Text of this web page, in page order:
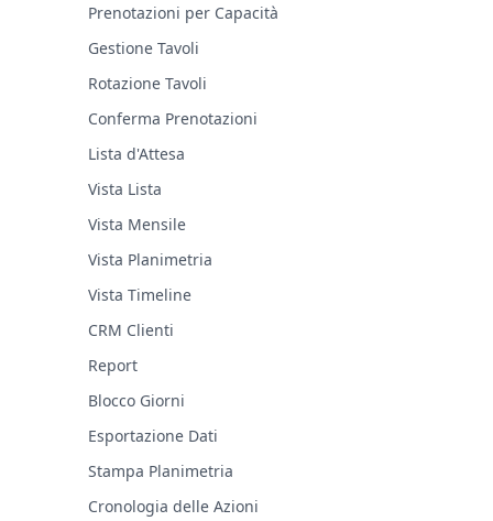
Prenotazioni per Capacità
Gestione Tavoli
Rotazione Tavoli
Conferma Prenotazioni
Lista d'Attesa
Vista Lista
Vista Mensile
Vista Planimetria
Vista Timeline
CRM Clienti
Report
Blocco Giorni
Esportazione Dati
Stampa Planimetria
Cronologia delle Azioni